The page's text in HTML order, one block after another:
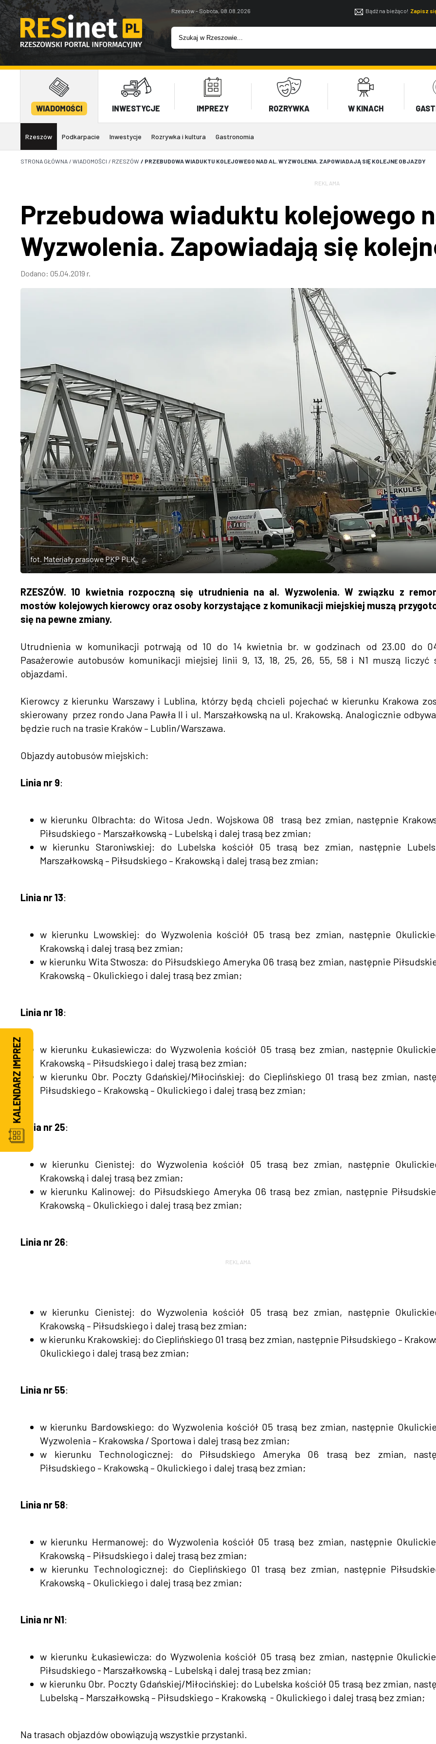
Rzeszów - Sobota, 08.08.2026 Bądź na bieżąco! Zapisz
WIADOMOŚCI INWESTYCJE IMPREZY ROZRYWKA W KINACH
Rzeszów Podkarpacie Inwestycje Rozrywka i kultura Gastronomia
STRONA GŁÓWNA / WIADOMOŚCI / RZESZÓW / PRZEBUDOWA WIADUKTU KOLEJOWEGO NAD AL. WYZWOLENIA. ZAPOWIADAJĄ SIĘ KOLEJNE OBJAZDY
REKLAMA
Przebudowa wiaduktu kolejowego
Wyzwolenia. Zapowiadają się
Dodano: 05.04.2019 r.
fot. Materiały prasowe PKP PLK
RZESZÓW. 10 kwietnia rozpoczną się utrudnienia na al. Wyzwolenia. W związku z
mostów kolejowych kierowcy oraz osoby korzystające z komunikacji miejskiej muszą
się na pewne zmiany.
Utrudnienia w komunikacji potrwają od 10 do 14 kwietnia br. w godzinach od 23.00 do
Pasażerowie autobusów komunikacji miejsiej linii 9, 13, 18, 25, 26, 55, 58 i N1 muszą liczyć
objazdami.
Kierowcy z kierunku Warszawy i Lublina, którzy będą chcieli pojechać w kierunku Krakowa
skierowany przez rondo Jana Pawła II i ul. Marszałkowską na ul. Krakowską. Analogicznie
będzie ruch na trasie Kraków – Lublin/Warszawa.
Objazdy autobusów miejskich:
Linia nr 9:
w kierunku Olbrachta: do Witosa Jedn. Wojskowa 08 trasą bez zmian, następnie
Piłsudskiego - Marszałkowską – Lubelską i dalej trasą bez zmian;
w kierunku Staroniwskiej: do Lubelska kościół 05 trasą bez zmian, następnie
Marszałkowską – Piłsudskiego – Krakowską i dalej trasą bez zmian;
Linia nr 13:
w kierunku Lwowskiej: do Wyzwolenia kościół 05 trasą bez zmian, następnie
Krakowską i dalej trasą bez zmian;
w kierunku Wita Stwosza: do Piłsudskiego Ameryka 06 trasą bez zmian, następnie
Krakowską – Okulickiego i dalej trasą bez zmian;
Linia nr 18:
w kierunku Łukasiewicza: do Wyzwolenia kościół 05 trasą bez zmian, następnie
Krakowską – Piłsudskiego i dalej trasą bez zmian;
w kierunku Obr. Poczty Gdańskiej/Miłocińskiej: do Cieplińskiego 01 trasą bez zmian,
Piłsudskiego – Krakowską – Okulickiego i dalej trasą bez zmian;
Linia nr 25:
w kierunku Cienistej: do Wyzwolenia kościół 05 trasą bez zmian, następnie
Krakowską i dalej trasą bez zmian;
w kierunku Kalinowej: do Piłsudskiego Ameryka 06 trasą bez zmian, następnie
Krakowską – Okulickiego i dalej trasą bez zmian;
Linia nr 26:
REKLAMA
w kierunku Cienistej: do Wyzwolenia kościół 05 trasą bez zmian, następnie
Krakowską – Piłsudskiego i dalej trasą bez zmian;
w kierunku Krakowskiej: do Cieplińskiego 01 trasą bez zmian, następnie Piłsudskiego –
Okulickiego i dalej trasą bez zmian;
Linia nr 55:
w kierunku Bardowskiego: do Wyzwolenia kościół 05 trasą bez zmian, następnie
Wyzwolenia – Krakowska / Sportowa i dalej trasą bez zmian;
w kierunku Technologicznej: do Piłsudskiego Ameryka 06 trasą bez zmian,
Piłsudskiego – Krakowską – Okulickiego i dalej trasą bez zmian;
Linia nr 58:
w kierunku Hermanowej: do Wyzwolenia kościół 05 trasą bez zmian, następnie
Krakowską – Piłsudskiego i dalej trasą bez zmian;
w kierunku Technologicznej: do Cieplińskiego 01 trasą bez zmian, następnie
Krakowską – Okulickiego i dalej trasą bez zmian;
Linia nr N1:
w kierunku Łukasiewicza: do Wyzwolenia kościół 05 trasą bez zmian, następnie
Piłsudskiego - Marszałkowską – Lubelską i dalej trasą bez zmian;
w kierunku Obr. Poczty Gdańskiej/Miłocińskiej: do Lubelska kościół 05 trasą bez zmian,
Lubelską – Marszałkowską – Piłsudskiego – Krakowską - Okulickiego i dalej trasą bez zmian;
Na trasach objazdów obowiązują wszystkie przystanki.
KALENDARZ IMPREZ